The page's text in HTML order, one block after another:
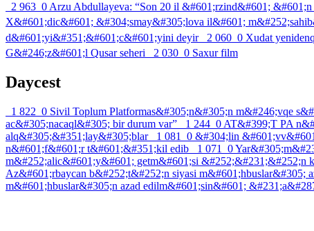
2 963 0 Arzu Abdullayeva: “Son 20 il &#601;rzind&#601;
X&#601;dic&#601; &#304;smay&#305;lova il&#601;
d&#601;yi&#351;&#601;c&#601;yini deyir
2 060 0 Xudat
G&#246;z&#601;l Qusar seheri
2 030 0 Saxur film
Daycest
1 822 0 Sivil Toplum Platformas&#305;n&#305;n m&#246;vqe
ac&#305;nacaql&#305; bir durum var”
1 244 0 AT&#399;T PA
alq&#305;&#351;lay&#305;blar
1 081 0 &#304;lin
n&#601;f&#601;r t&#601;&#351;kil edib
1 071 0
m&#252;alic&#601;y&#601; getm&#601;si &#252;&#231;&#252;n
Az&#601;rbaycan b&#252;t&#252;n siyasi m&#601;hbuslar&#305;
m&#601;hbuslar&#305;n azad edilm&#601;sin&#601;